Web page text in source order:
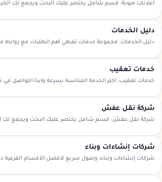
اعلانات مبوبة: قسم شامل يختصر عليك البحث ويجمع لك
دليل الخدمات
دليل الخدمات: مجموعة خدمات تغطي أهم الطلبات مع روابط
خدمات تعقيب
خدمات تعقيب: اختر الخدمة المناسبة بسرعة وابدأ التواصل في
شركة نقل عفش
شركة نقل عفش: قسم شامل يختصر عليك البحث ويجمع لك
شركات إنشاءات وبناء
شركات إنشاءات وبناء: وصول سريع لأفضل الأقسام الفرعية